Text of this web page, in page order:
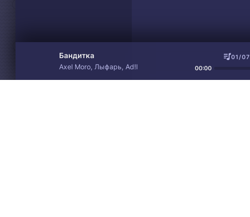
Бандитка
Axel Moro, Лыфарь, Ad!l
01/07
00:00